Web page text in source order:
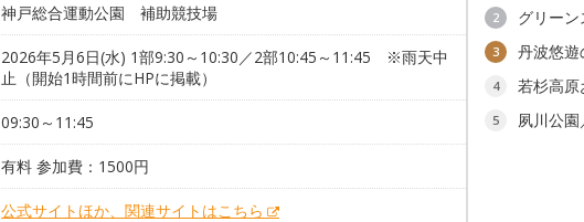
神戸総合運動公園 補助競技場
2026年5月6日(水) 1部9:30～10:30／2部10:45～11:45 ※雨天中
止（開始1時間前にHPに掲載）
09:30～11:45
有料 参加費：1500円
公式サイトほか、関連サイトはこちら
2 グリー
3 丹波悠
4 若杉高
5
夙川公